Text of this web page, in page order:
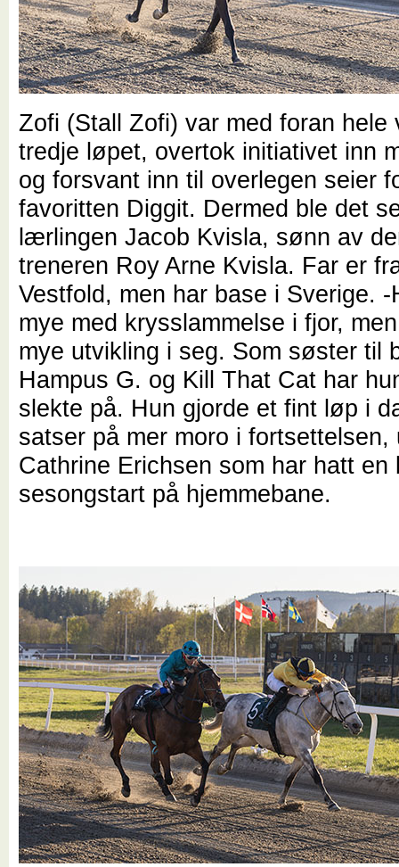
Zofi (Stall Zofi) var med foran hele
tredje løpet, overtok initiativet inn
og forsvant inn til overlegen seier
favoritten Diggit. Dermed ble det
lærlingen Jacob Kvisla, sønn av
treneren Roy Arne Kvisla. Far er
Vestfold, men har base i Sverige. -
mye med krysslammelse i fjor,
mye utvikling i seg. Som søster til
Hampus G. og Kill That Cat har
slekte på. Hun gjorde et fint løp i
satser på mer moro i fortsettelsen,
Cathrine Erichsen som har hatt en
sesongstart på hjemmebane.